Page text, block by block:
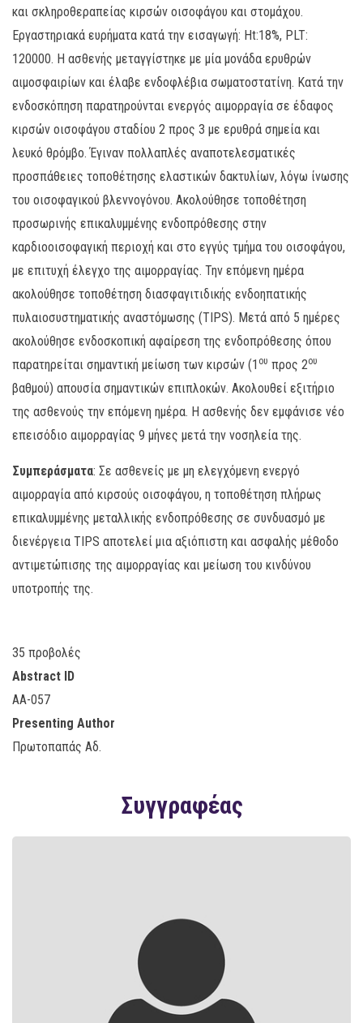
και σκληροθεραπείας κιρσών οισοφάγου και στομάχου.
Εργαστηριακά ευρήματα κατά την εισαγωγή: Ht:18%, PLT:
120000. Η ασθενής μεταγγίστηκε με μία μονάδα ερυθρών
αιμοσφαιρίων και έλαβε ενδοφλέβια σωματοστατίνη. Κατά την
ενδοσκόπηση παρατηρούνται ενεργός αιμορραγία σε έδαφος
κιρσών οισοφάγου σταδίου 2 προς 3 με ερυθρά σημεία και
λευκό θρόμβο. Έγιναν πολλαπλές αναποτελεσματικές
προσπάθειες τοποθέτησης ελαστικών δακτυλίων, λόγω ίνωσης
του οισοφαγικού βλεννογόνου. Ακολούθησε τοποθέτηση
προσωρινής επικαλυμμένης ενδοπρόθεσης στην
καρδιοοισοφαγική περιοχή και στο εγγύς τμήμα του οισοφάγου,
με επιτυχή έλεγχο της αιμορραγίας. Την επόμενη ημέρα
ακολούθησε τοποθέτηση διασφαγιτιδικής ενδοηπατικής
πυλαιοσυστηματικής αναστόμωσης (TIPS). Μετά από 5 ημέρες
ακολούθησε ενδοσκοπική αφαίρεση της ενδοπρόθεσης όπου
παρατηρείται σημαντική μείωση των κιρσών (1 ου προς 2ου
βαθμού) απουσία σημαντικών επιπλοκών. Ακολουθεί εξιτήριο
της ασθενούς την επόμενη ημέρα. Η ασθενής δεν εμφάνισε νέο
επεισόδιο αιμορραγίας 9 μήνες μετά την νοσηλεία της.
Συμπεράσματα: Σε ασθενείς με μη ελεγχόμενη ενεργό
αιμορραγία από κιρσούς οισοφάγου, η τοποθέτηση πλήρως
επικαλυμμένης μεταλλικής ενδοπρόθεσης σε συνδυασμό με
διενέργεια TIPS αποτελεί μια αξιόπιστη και ασφαλής μέθοδο
αντιμετώπισης της αιμορραγίας και μείωση του κινδύνου
υποτροπής της.
35 προβολές
Abstract ID
AA-057
Presenting Author
Πρωτοπαπάς Αδ.
Συγγραφέας